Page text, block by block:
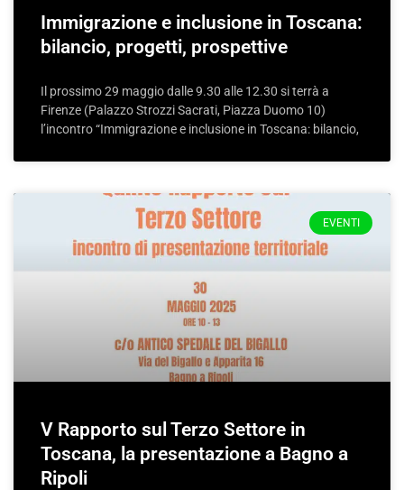
Immigrazione e inclusione in Toscana:
bilancio, progetti, prospettive
Il prossimo 29 maggio dalle 9.30 alle 12.30 si terrà a
Firenze (Palazzo Strozzi Sacrati, Piazza Duomo 10)
l’incontro “Immigrazione e inclusione in Toscana: bilancio,
EVENTI
V Rapporto sul Terzo Settore in
Toscana, la presentazione a Bagno a
Ripoli